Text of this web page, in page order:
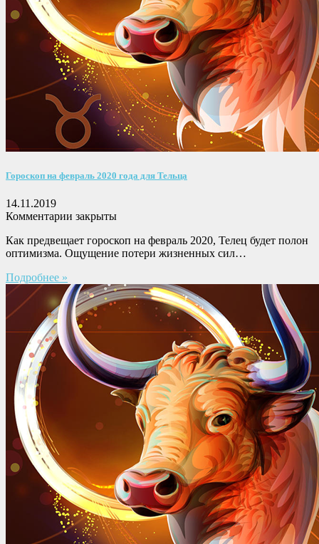
Гороскоп на февраль 2020 года для Тельца
14.11.2019
Комментарии закрыты
Как предвещает гороскоп на февраль 2020, Телец будет полон
оптимизма. Ощущение потери жизненных сил…
Подробнее »